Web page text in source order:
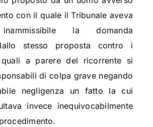
con il quale il Tribunale aveva
la domanda
stesso proposta contro i
a parere del ricorrente si
di colpa grave negando
negligenza un fatto la cui
invece inequivocabilmente